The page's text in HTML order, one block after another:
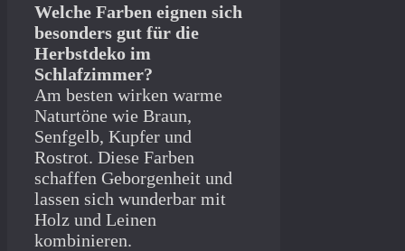
Welche Farben eignen sich
besonders gut für die
Herbstdeko im
Schlafzimmer?
Am besten wirken warme
Naturtöne wie Braun,
Senfgelb, Kupfer und
Rostrot. Diese Farben
schaffen Geborgenheit und
lassen sich wunderbar mit
Holz und Leinen
kombinieren.